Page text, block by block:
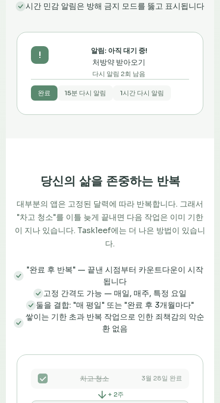
시간 민감 알림은 방해 금지 모드를 뚫고 표시됩니다
! 알림: 아직 대기 중!
처방약 받아오기
다시 알림 2회 남음
완료 15분 다시 알림 1시간 다시 알림
당신의 삶을 존중하는 반복
대부분의 앱은 고정된 달력에 따라 반복합니다. 그래서
"차고 청소"를 이틀 늦게 끝내면 다음 작업은 이미 기한
이 지나 있습니다. Taskleef에는 더 나은 방법이 있습니
다.
"완료 후 반복" — 끝낸 시점부터 카운트다운이 시작
됩니다
고정 간격도 가능 — 매일, 매주, 특정 요일
둘을 결합: "매 평일" 또는 "완료 후 3개월마다"
쌓이는 기한 초과 반복 작업으로 인한 죄책감의 악순
환 없음
차고 청소 3월 28일 완료
+ 2주